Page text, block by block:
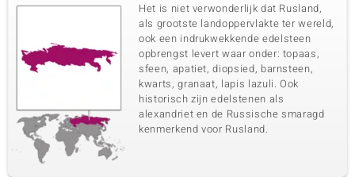
Het is niet verwonderlijk dat Rusland,
als grootste landoppervlakte ter wereld,
ook een indrukwekkende edelsteen
opbrengst levert waar onder: topaas,
sfeen, apatiet, diopsied, barnsteen,
kwarts, granaat, lapis lazuli. Ook
historisch zijn edelstenen als
alexandriet en de Russische smaragd
kenmerkend voor Rusland.